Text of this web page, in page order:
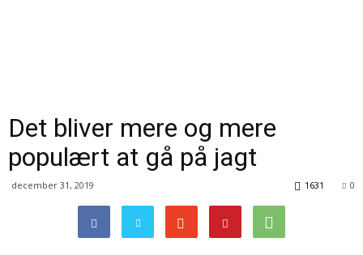
Det bliver mere og mere
populært at gå på jagt
december 31, 2019 0
1631